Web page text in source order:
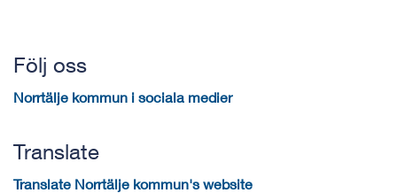
Följ oss
Norrtälje kommun i sociala medier
Translate
Translate Norrtälje kommun's website